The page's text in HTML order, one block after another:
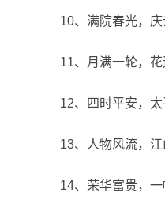
10、满院春光，庆
11、月满一轮，花
12、四时平安，太
13、人物风流，江
14、荣华富贵，一